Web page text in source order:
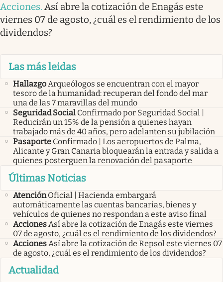
Acciones. Así abre la cotización de Enagás este
viernes 07 de agosto, ¿cuál es el rendimiento de los
dividendos?
Las más leidas
HallazgoArqueólogos se encuentran con el mayor
tesoro de la humanidad: recuperan del fondo del mar
una de las 7 maravillas del mundo
Seguridad Social Confirmado por Seguridad Social |
Reducirán un 15% de la pensión a quienes hayan
trabajado más de 40 años, pero adelanten su jubilación
Pasaporte Confirmado | Los aeropuertos de Palma,
Alicante y Gran Canaria bloquearán la entrada y salida a
quienes posterguen la renovación del pasaporte
Últimas Noticias
Atención Oficial | Hacienda embargará
automáticamente las cuentas bancarias, bienes y
vehículos de quienes no respondan a este aviso final
AccionesAsí abre la cotización de Enagás este viernes
07 de agosto, ¿cuál es el rendimiento de los dividendos?
AccionesAsí abre la cotización de Repsol este viernes 07
de agosto, ¿cuál es el rendimiento de los dividendos?
Actualidad